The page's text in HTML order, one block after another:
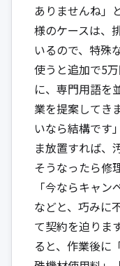
ありませんね」
様のケースは、
いるので、特殊
使うと追加で5
に、専門用語を
業を提案してき
いなら結構です
ま放置すれば、
そうなったら修
「今ならキャン
などと、巧みに
て契約を迫りま
ると、作業後に